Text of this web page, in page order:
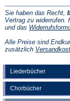
Liederbücher
Chorbücher
Sie haben das Recht,
Vertrag zu widerrufen.
und das
Alle Preise sind
zusätzlich